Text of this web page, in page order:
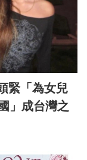
緊「為女兒
」成台灣之